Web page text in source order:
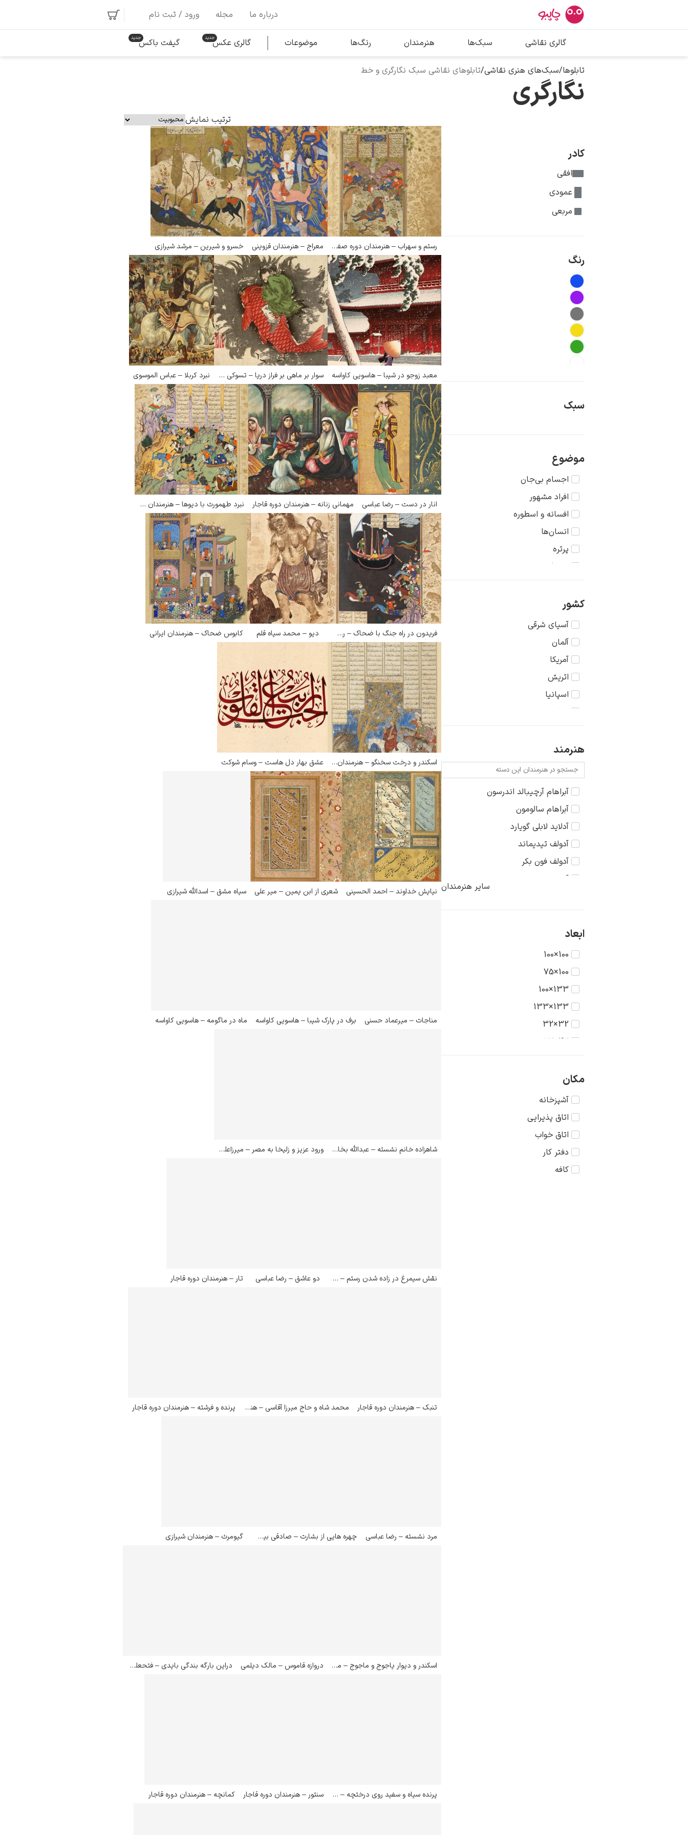
بیشترین جستجوها
پیکاسو
تابلو بوسه
محبوب‌ترین هنرمندان
ونسان ون گوگ
گوستاو کلیمت
ادوارد مونک
کامی پیسارو
ادوارد هاپر
ادگار دگا
لودویگ دویچ
رامبرانت
پیر آگوست رنوآر
پل سزان
یوهانس فرمیر
پرفروش‌ترین تابلوها
درباره ما مجله ورود / ثبت نام
گالری نقاشی سبک‌ها هنرمندان رنگ‌ها موضوعات گالری عکس گیفت باکس
تابلوها/سبک‌های هنری نقاشی/تابلوهای نقاشی سبک نگارگری و خط
نگارگری
کادر
افقی
عمودی
مربعی
رنگ
سبک
موضوع
اجسام بی‌جان
افراد مشهور
افسانه و اسطوره
انسان‌ها
پرتره
تاریخ
حیوانات
دریا
دورنما
دوشیزگان
رنگ‌ها
روستا
سکون
غرب وحشی
کودک
مذهبی
منظره
کشور
آسیای شرقی
آلمان
آمریکا
اتریش
اسپانیا
اسکاندیناوی
ایتالیا
ایران
روسیه
فرانسه
هلند
هنرمند
آبراهام آرچیبالد اندرسون
آبراهام سالومون
آدلاید لابلی گویارد
آدولف تیدیماند
آدولف فون بکر
آدولف منتسل
آرتور استریتون
آرتور پرسی
آرتور دیویس
آرتور فرانک ماتیوس
آرتور همینگ
آرچیبالد موتلی
آردنگو سوفیچی
آرون وستربرگ
آریستارخ لنتولوف
آکیله پریلی
آکیله فورمیس
آگوستوس جان
آگوستوس لئوپولد
سایر هنرمندان
ابعاد
100×100
100×75
133×100
133×133
32×32
42×32
56×42
56×56
75×56
75×75
مکان
آشپزخانه
اتاق پذیرایی
اتاق خواب
دفتر کار
کافه
ترتیب نمایش
رستم و سهراب – هنرمندان دوره صفویه معراج – هنرمندان قزوینی خسرو و شیرین – مرشد شیرازی
معبد زوجو در شیبا – هاسویی کاواسه سوار بر ماهی بر فراز دریا – تسوکی اوکا یوشی توشی نبرد کربلا – عباس الموسوی
انار در دست – رضا عباسی مهمانی زنانه – هنرمندان دوره قاجار نبرد طهمورث با دیوها – هنرمندان قزوینی
فریدون در راه جنگ با ضحاک – رضا عباسی دیو – محمد سیاه قلم کابوس ضحاک – هنرمندان ایرانی
اسکندر و درخت سخنگو – هنرمندان تبریزی عشق بهار دل هاست – وسام شوکت
نیایش خداوند – احمد الحسینی شعری از ابن یمین – میر علی سیاه مشق – اسدالله شیرازی
مناجات – میرعماد حسنی برف در پارک شیبا – هاسویی کاواسه ماه در ماگومه – هاسویی کاواسه
شاهزاده خانم نشسته – عبدالله بخاری ورود عزیز و زلیخا به مصر – میرزاعلی نگارگر
نقش سیمرغ در زاده شدن رستم – نگارگران قزوینی دو عاشق – رضا عباسی تار – هنرمندان دوره قاجار
تنبک – هنرمندان دوره قاجار محمد شاه و حاج میرزا آقاسی – هنرمندان دوره قاجار پرنده و فرشته – هنرمندان دوره قاجار
مرد نشسته – رضا عباسی چهره هایی از بشارت – صادقی بیگ افشار گیومرث – هنرمندان شیرازی
اسکندر و دیوار یاجوج و ماجوج – مالک دیلمی دروازه قاموس – مالک دیلمی دراین بارگه بندگی بایدی – فتحعلی شاه قاجار
پرنده سیاه و سفید روی درختچه – شفیع عباسی سنتور – هنرمندان دوره قاجار کمانچه – هنرمندان دوره قاجار